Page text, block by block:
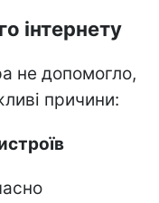
інтернету
не допомогло,
причини: